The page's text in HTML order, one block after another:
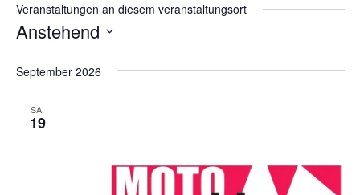
Veranstaltungen an diesem veranstaltungsort
Anstehend
September 2026
SA.
19